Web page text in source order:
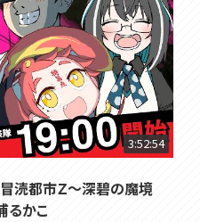
3:52:54
涜都市Ｚ～深碧の魔境
るかこ